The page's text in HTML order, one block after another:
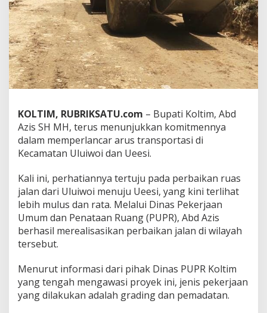
i
K
i
n
i
L
e
h
L
a
n
c
r
KOLTIM, RUBRIKSATU.com – Bupati Koltim, Abd
Azis SH MH, terus menunjukkan komitmennya
dalam memperlancar arus transportasi di
Kecamatan Uluiwoi dan Ueesi.
Kali ini, perhatiannya tertuju pada perbaikan ruas
jalan dari Uluiwoi menuju Ueesi, yang kini terlihat
lebih mulus dan rata. Melalui Dinas Pekerjaan
Umum dan Penataan Ruang (PUPR), Abd Azis
berhasil merealisasikan perbaikan jalan di wilayah
tersebut.
Menurut informasi dari pihak Dinas PUPR Koltim
yang tengah mengawasi proyek ini, jenis pekerjaan
yang dilakukan adalah grading dan pemadatan.